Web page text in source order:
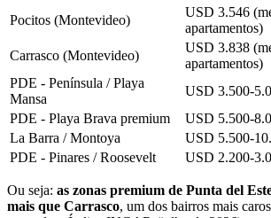
Pocitos (Montevideo)
USD 3.546
apartamentos)
Carrasco (Montevideo)
USD 3.838
apartamentos)
PDE - Península / Playa
Mansa
USD 3.500-
PDE - Playa Brava premium
USD 5.500-
La Barra / Montoya
USD 5.500-
PDE - Pinares / Roosevelt
USD 2.200-
Ou seja: as zonas premium de Punta del
mais que Carrasco, um dos bairros mais